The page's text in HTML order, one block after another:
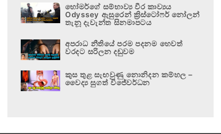
හෝමර්ගේ සම්භාව්‍ය වීර කාව්‍යය
Odyssey ඇසුරෙන් ක්‍රිස්ටෝෆර් නෝලන්
තැනූ දැවැන්ත සිනමාපටය
අපරාධ නීතියේ පරම පදනම හෙවත්
වරදට සරිලන දඬුවම
කුස තුළ සැඟවුණු නොනිදන කම්හල –
වෛද්‍ය සුගත් විජේවර්ධන